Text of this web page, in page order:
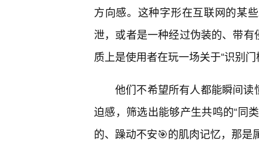
方向感。这种字形在互联网的某
泄，或者是一种经过伪装的、带
质上是使用者在玩一场关于“识别门
他们不希望所有人都能瞬间
迫感，筛选出能够产生共鸣的“同
的、躁动不安🎯的肌肉记忆，那是